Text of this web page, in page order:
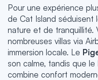
Pour une expérience
de Cat Island séduisent
nature et de tranquillité.
nombreuses villas via
immersion locale. Le
son calme, tandis que le
combine confort